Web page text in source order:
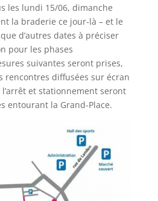
les lundi 15/06, dimanche
la braderie ce jour-là – et le
d’autres dates à préciser
pour les phases
suivantes seront prises,
rencontres diffusées sur écran
et stationnement seront
entourant la Grand-Place.